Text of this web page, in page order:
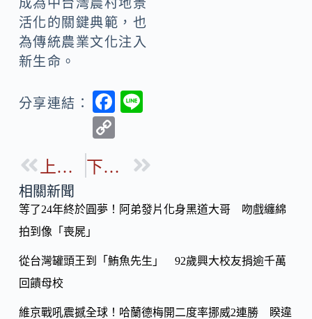
成為中台灣農村地景
活化的關鍵典範，也
為傳統農業文化注入
新生命。
分享連結：
F
b
o
p
Li
k
上一篇 下一篇
相關新聞
等了24年終於圓夢！阿弟發片化身黑道大哥 吻戲纏綿
拍到像「喪屍」
從台灣罐頭王到「鮪魚先生」 92歲興大校友捐逾千萬
回饋母校
維京戰吼震撼全球！哈蘭德梅開二度率挪威2連勝 睽違